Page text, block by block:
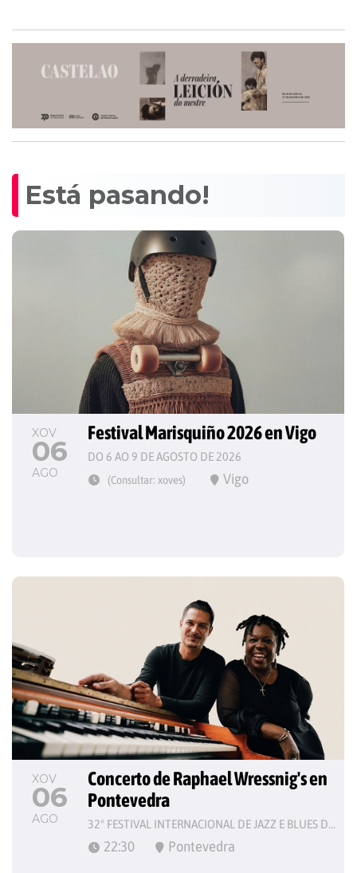
Está pasando!
XOV
06
AGO
Festival Marisquiño 2026 en Vigo
DO 6 AO 9 DE AGOSTO DE 2026
(Consultar: xoves) Vigo
XOV
06
AGO
Concerto de Raphael Wressnig's en
Pontevedra
32º FESTIVAL INTERNACIONAL DE JAZZ E BLUES DE PONTEVEDRA
22:30 Pontevedra